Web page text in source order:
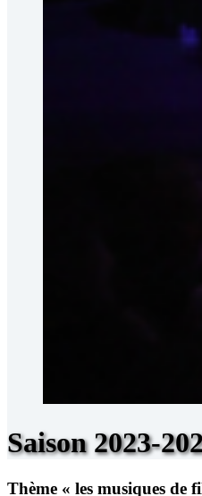
Saison 2023-
Thème « les musiques de